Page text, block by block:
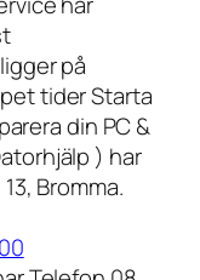
på
tider Starta
din PC &
) har
Bromma.